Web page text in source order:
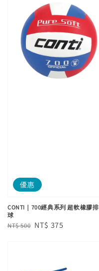
優惠
CONTI｜700經典系列 超軟橡膠排
球
Regular
NT$ 500 Sale
NT$ 375